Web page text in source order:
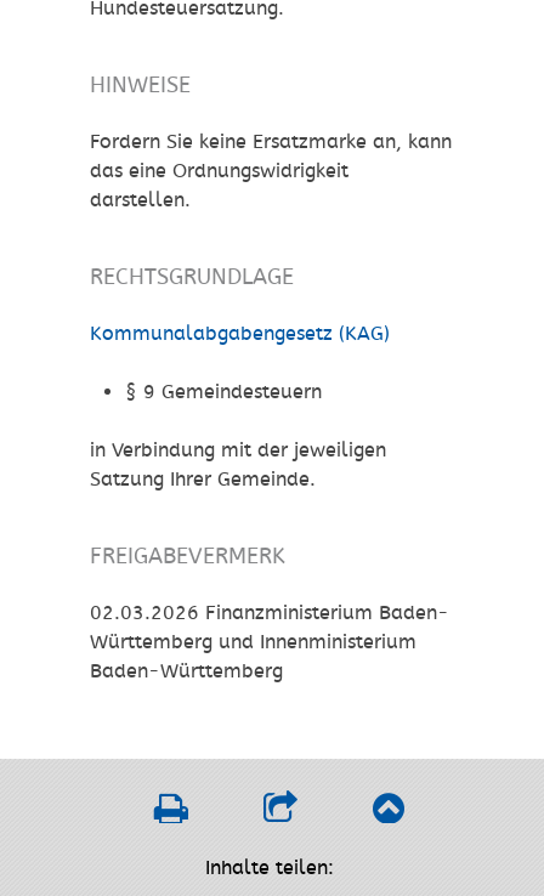
Hundesteuersatzung.
HINWEISE
Fordern Sie keine Ersatzmarke an, kann
das eine Ordnungswidrigkeit
darstellen.
RECHTSGRUNDLAGE
Kommunalabgabengesetz (KAG)
§ 9 Gemeindesteuern
in Verbindung mit der jeweiligen
Satzung Ihrer Gemeinde.
FREIGABEVERMERK
02.03.2026 Finanzministerium Baden-
Württemberg und Innenministerium
Baden-Württemberg
Inhalte teilen: